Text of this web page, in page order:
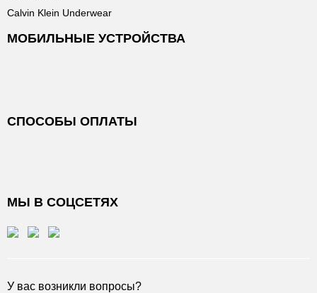
Calvin Klein Underwear
МОБИЛЬНЫЕ УСТРОЙСТВА
СПОСОБЫ ОПЛАТЫ
МЫ В СОЦСЕТЯХ
У вас возникли вопросы?